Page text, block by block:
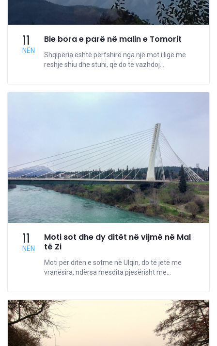
11
NËN
Bie bora e parë në malin e Tomorit
Shqipëria është përfshirë nga një mot i ligë me
reshje shiu dhe stuhi, që do të vazhdoj...
11
NËN
Moti sot dhe dy ditët në vijmë në Mal
të Zi
Moti për ditën e sotme në Ulqin, do të jetë me
vranësira, ndërsa mesdita pjesërisht me...